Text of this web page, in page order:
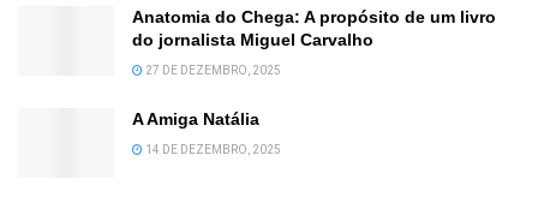
Anatomia do Chega: A propósito de um livro
do jornalista Miguel Carvalho
27 DE DEZEMBRO, 2025
A Amiga Natália
14 DE DEZEMBRO, 2025